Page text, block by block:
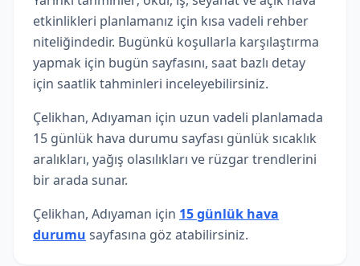
etkinlikleri planlamanız için kısa vadeli rehber
niteliğindedir. Bugünkü koşullarla karşılaştırma
yapmak için bugün sayfasını, saat bazlı detay
için saatlik tahminleri inceleyebilirsiniz.
Çelikhan, Adıyaman için uzun vadeli planlamada
15 günlük hava durumu sayfası günlük sıcaklık
aralıkları, yağış olasılıkları ve rüzgar trendlerini
bir arada sunar.
Çelikhan, Adıyaman için 15 günlük hava
durumu sayfasına göz atabilirsiniz.